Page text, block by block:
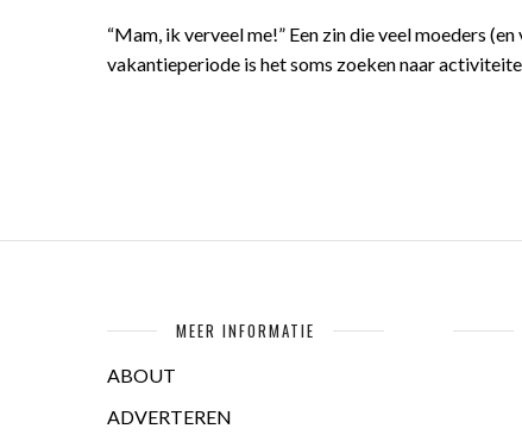
“Mam, ik verveel me!” Een zin die veel moeders
vakantieperiode is het soms zoeken naar
MEER INFORMATIE
ABOUT
ADVERTEREN